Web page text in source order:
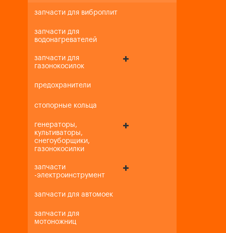
запчасти для виброплит
запчасти для
водонагревателей
запчасти для
газонокосилок
предохранители
стопорные кольца
генераторы,
культиваторы,
снегоуборщики,
газонокосилки
запчасти
-электроинструмент
запчасти для автомоек
запчасти для
мотоножниц